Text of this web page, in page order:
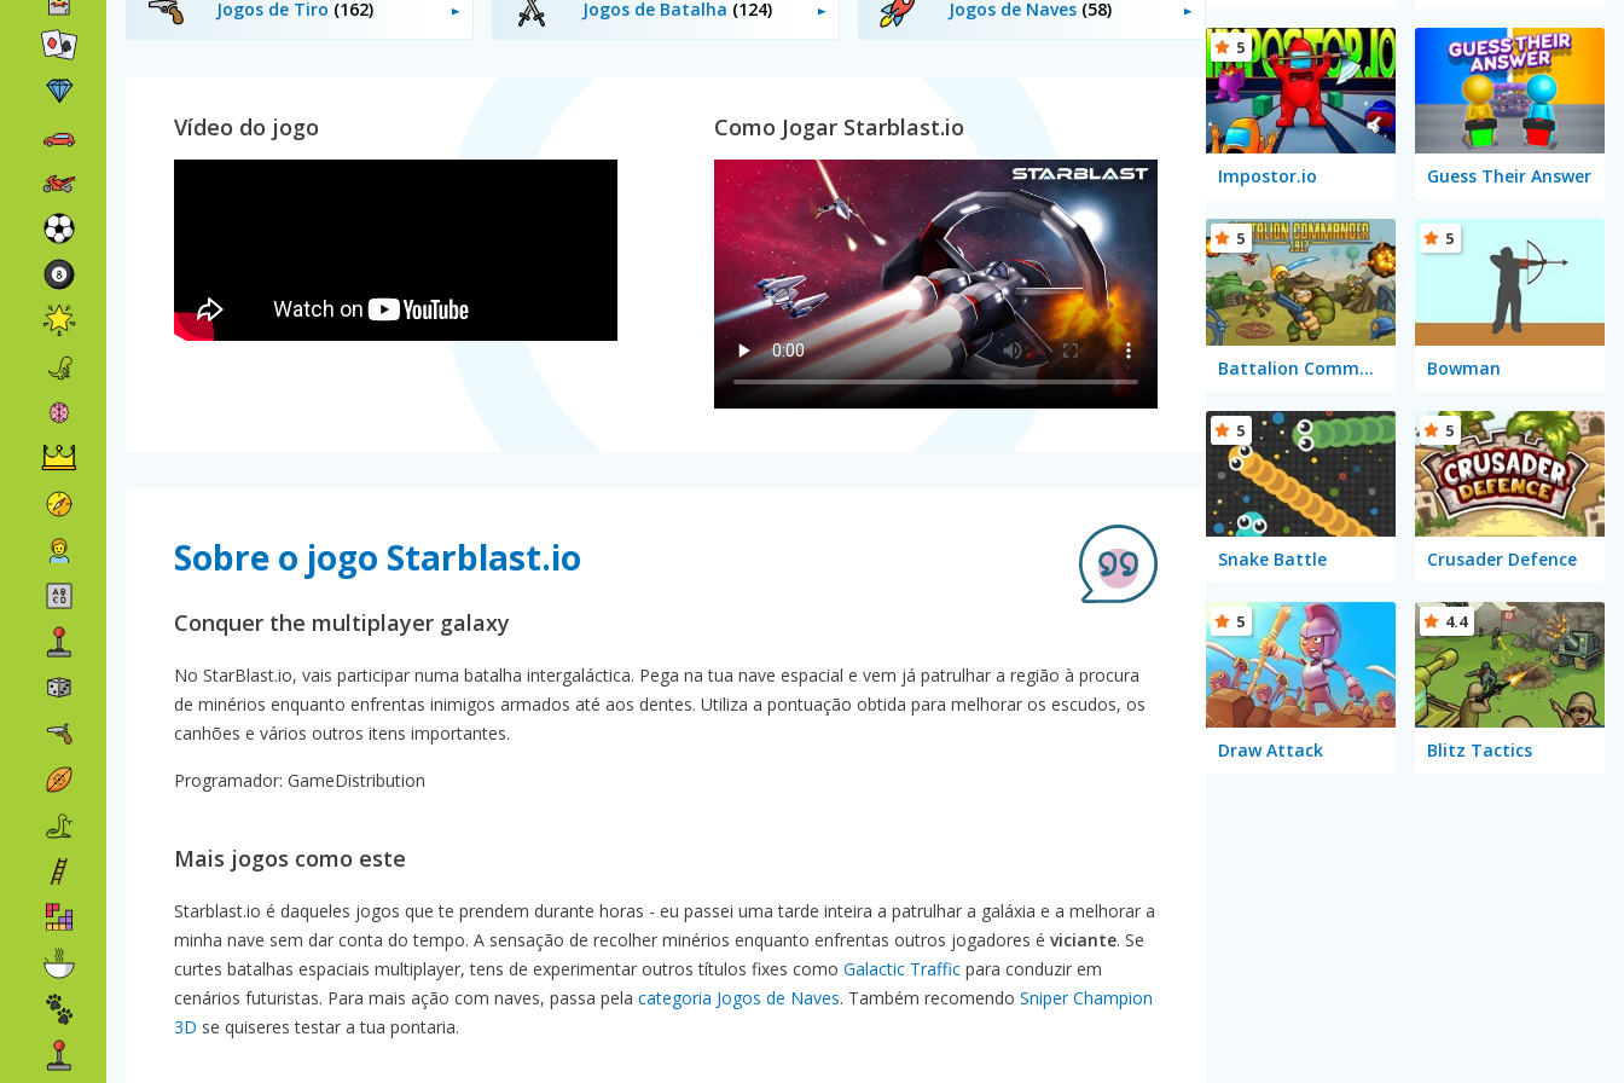
Jogos de Tiro (162) Jogos de Batalha (124) Jogos de Naves (58)
Vídeo do jogo Como Jogar Starblast.io
Sobre o jogo Starblast.io
Conquer the multiplayer galaxy
No StarBlast.io, vais participar numa batalha intergaláctica. Pega na tua nave espacial e vem já patrulhar a região à procura
de minérios enquanto enfrentas inimigos armados até aos dentes. Utiliza a pontuação obtida para melhorar os escudos, os
canhões e vários outros itens importantes.
Programador: GameDistribution
Mais jogos como este
Starblast.io é daqueles jogos que te prendem durante horas - eu passei uma tarde inteira a patrulhar a galáxia e a melhorar a
minha nave sem dar conta do tempo. A sensação de recolher minérios enquanto enfrentas outros jogadores é viciante. Se
curtes batalhas espaciais multiplayer, tens de experimentar outros títulos fixes como Galactic Traffic para conduzir em
cenários futuristas. Para mais ação com naves, passa pela categoria Jogos de Naves. Também recomendo Sniper Champion
3D se quiseres testar a tua pontaria.
Impostor.io
5
Guess Their Answer
Battalion Commander 1917
5
Bowman
5
Snake Battle
5
Crusader Defence
5
Draw Attack
5
Blitz Tactics
4.4